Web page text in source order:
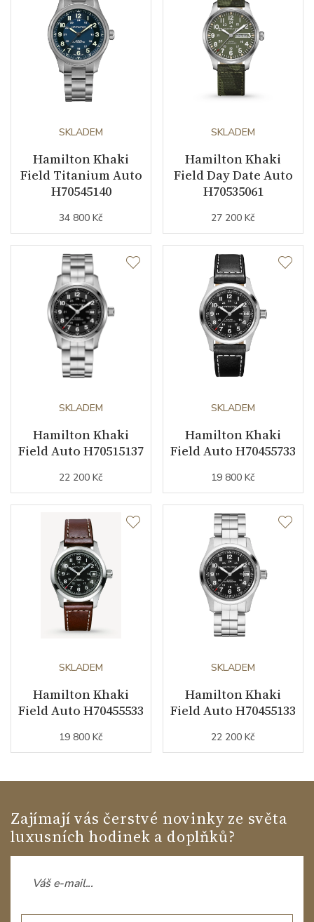
Sekundová ručka
Ochrana proti
magnetickému poli
Indexy číselníku arabské číslice
Řemínek / Spona
Materiál řemínku nerezová ocel
Barva řemínku ocelový tah
Šířka řemínku (nožky/spona)
Řemínek / Ref. H6057051101
Doplňující údaje
Modelová řada
SKLADEM
Hamilton Khaki
Field Titanium Auto
H70545140
34 800 Kč
SKLADEM
Hamilton Khaki
Field Day Date Auto
H70535061
27 200 Kč
SKLADEM
Hamilton Khaki
Field Auto H70515137
22 200 Kč
SKLADEM
Hamilton Khaki
Field Auto H70455733
19 800 Kč
SKLADEM
Hamilton Khaki
Field Auto H70455533
19 800 Kč
SKLADEM
Hamilton Khaki
Field Auto H70455133
22 200 Kč
Zajímají vás čerstvé novinky ze světa
luxusních hodinek a doplňků?